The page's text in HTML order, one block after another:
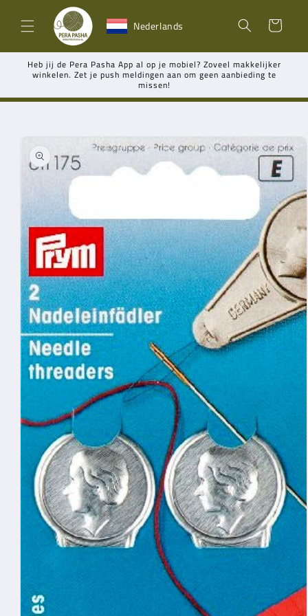
naar de
content Nederlands Winkelwagen
Heb jij de Pera Pasha App al op je mobiel? Zoveel makkelijker
winkelen. Zet je push meldingen aan om geen aanbieding te
missen!